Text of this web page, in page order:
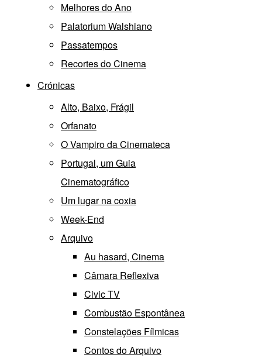
Melhores do Ano
Palatorium Walshiano
Passatempos
Recortes do Cinema
Crónicas
Alto, Baixo, Frágil
Orfanato
O Vampiro da Cinemateca
Portugal, um Guia
Cinematográfico
Um lugar na coxia
Week-End
Arquivo
Au hasard, Cinema
Câmara Reflexiva
Civic TV
Combustão Espontânea
Constelações Fílmicas
Contos do Arquivo